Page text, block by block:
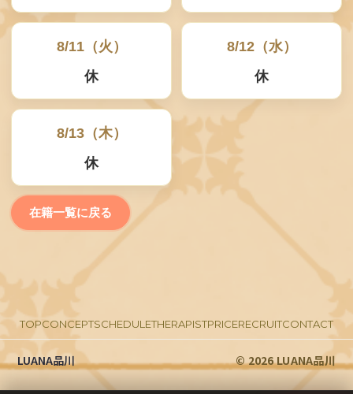
0
3
2
8/11（火）
休
8/12（水）
休
8/13（木）
休
在籍一覧に戻る
TOPCONCEPTSCHEDULETHERAPISTPRICERECRUITCONTACT
LUANA品川 © 2026 LUANA品川